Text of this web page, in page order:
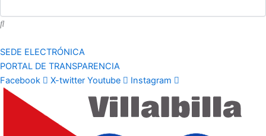
SEDE ELECTRÓNICA
PORTAL DE TRANSPARENCIA
Facebook
X-twitter Youtube Instagram